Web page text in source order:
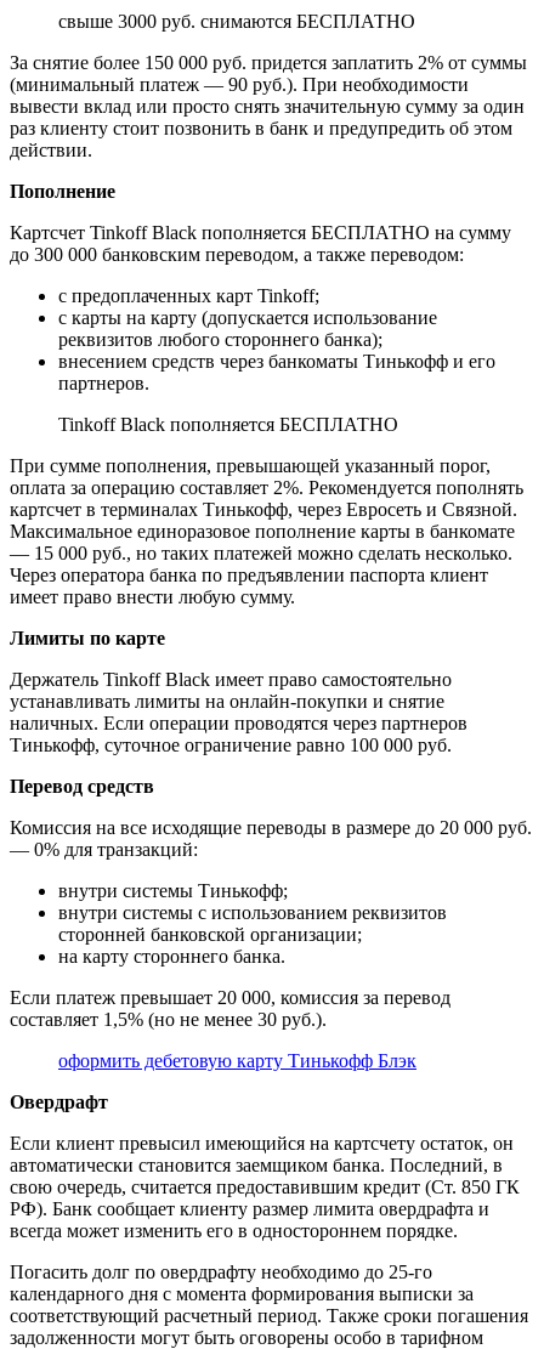
свыше 3000 руб. снимаются БЕСПЛАТНО
За снятие более 150 000 руб. придется заплатить 2% от суммы
(минимальный платеж — 90 руб.). При необходимости
вывести вклад или просто снять значительную сумму за один
раз клиенту стоит позвонить в банк и предупредить об этом
действии.
Пополнение
Картсчет Tinkoff Black пополняется БЕСПЛАТНО на сумму
до 300 000 банковским переводом, а также переводом:
с предоплаченных карт Tinkoff;
с карты на карту (допускается использование
реквизитов любого стороннего банка);
внесением средств через банкоматы Тинькофф и его
партнеров.
Tinkoff Black пополняется БЕСПЛАТНО
При сумме пополнения, превышающей указанный порог,
оплата за операцию составляет 2%. Рекомендуется пополнять
картсчет в терминалах Тинькофф, через Евросеть и Связной.
Максимальное единоразовое пополнение карты в банкомате
— 15 000 руб., но таких платежей можно сделать несколько.
Через оператора банка по предъявлении паспорта клиент
имеет право внести любую сумму.
Лимиты по карте
Держатель Tinkoff Black имеет право самостоятельно
устанавливать лимиты на онлайн-покупки и снятие
наличных. Если операции проводятся через партнеров
Тинькофф, суточное ограничение равно 100 000 руб.
Перевод средств
Комиссия на все исходящие переводы в размере до 20 000 руб.
— 0% для транзакций:
внутри системы Тинькофф;
внутри системы с использованием реквизитов
сторонней банковской организации;
на карту стороннего банка.
Если платеж превышает 20 000, комиссия за перевод
составляет 1,5% (но не менее 30 руб.).
оформить дебетовую карту Тинькофф Блэк
Овердрафт
Если клиент превысил имеющийся на картсчету остаток, он
автоматически становится заемщиком банка. Последний, в
свою очередь, считается предоставившим кредит (Ст. 850 ГК
РФ). Банк сообщает клиенту размер лимита овердрафта и
всегда может изменить его в одностороннем порядке.
Погасить долг по овердрафту необходимо до 25-го
календарного дня с момента формирования выписки за
соответствующий расчетный период. Также сроки погашения
задолженности могут быть оговорены особо в тарифном